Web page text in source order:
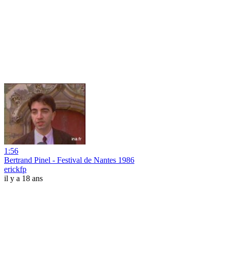
1:56
Bertrand Pinel - Festival de Nantes 1986
erickfp
il y a 18 ans